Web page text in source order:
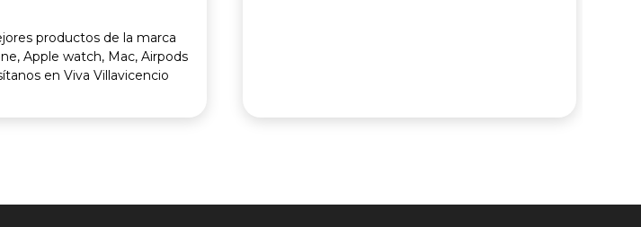
productos de la marca
Apple watch, Mac, Airpods
en Viva Villavicencio